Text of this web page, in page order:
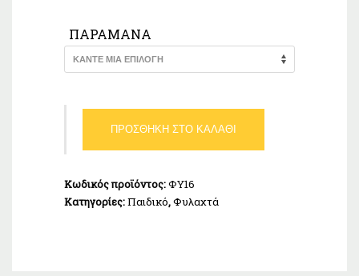
ΠΑΡΑΜΆΝΑ
παιδικό
Λευκόχρυσο
ποσότητα
ΠΡΟΣΘΉΚΗ ΣΤΟ ΚΑΛΆΘΙ
Κωδικός προϊόντος:ΦΥ16
Κατηγορίες:Παιδικό,Φυλαχτά